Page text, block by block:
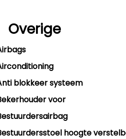
Overige
blokkeer systeem
voor
hoogte